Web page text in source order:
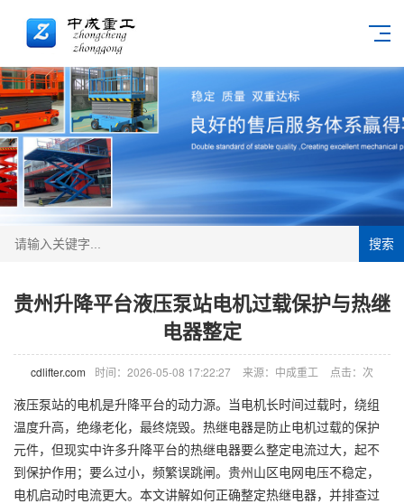
搜索
贵州升降平台液压泵站电机过载保护与热继
电器整定
cdlifter.com 时间：2026-05-08 17:22:27 来源：中成重工 点击： 次
液压泵站的电机是升降平台的动力源。当电机长时间过载时，绕组
温度升高，绝缘老化，最终烧毁。热继电器是防止电机过载的保护
元件，但现实中许多升降平台的热继电器要么整定电流过大，起不
到保护作用；要么过小，频繁误跳闸。贵州山区电网电压不稳定，
电机启动时电流更大。本文讲解如何正确整定热继电器，并排查过